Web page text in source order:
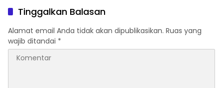
Bermasalah
Tinggalkan Balasan
Alamat email Anda tidak akan dipublikasikan. Ruas yang
wajib ditandai *